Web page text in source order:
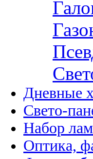
Дневные
Свето-
Набор
Оптика,